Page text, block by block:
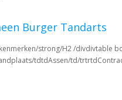
Burger Tandarts
strong/H2 /divdivtable
tdtdAssen/td/